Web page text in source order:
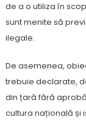
de a o utiliza în
sunt menite să
ilegale.
De asemenea,
trebuie declarate,
din țară fără
cultura națională și